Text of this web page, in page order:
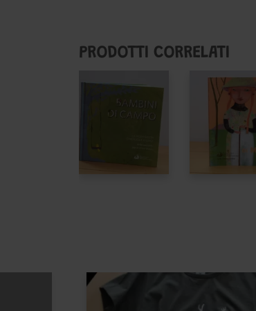
PRODOTTI CORRELATI